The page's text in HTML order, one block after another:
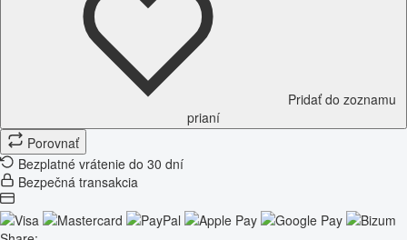
Pridať do zoznamu
prianí
Porovnať
Bezplatné vrátenie do 30 dní
Bezpečná transakcia